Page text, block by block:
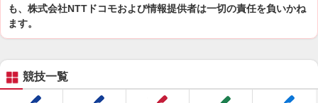
も、株式会社NTTドコモおよび情報提供者は一切の責任を負いかね
ます。
競技一覧